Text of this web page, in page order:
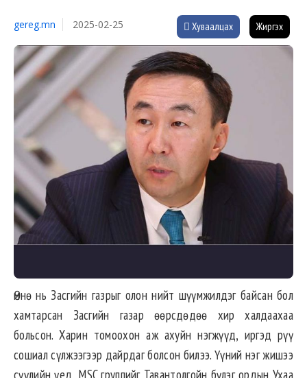
gereg.mn 2025-02-25 Хуваалцах Жиргэх
Өмнө нь Засгийн газрыг олон нийт шүүмжилдэг байсан бол
хамтарсан Засгийн газар өөрсдөдөө хир халдаахаа
больсон. Харин томоохон аж ахуйн нэгжүүд, иргэд рүү
сошиал сүлжээгээр дайрдаг болсон билээ. Үүний нэг жишээ
сүүлийн үед MSC группийг Тавантолгойн бүлэг ордын Ухаа